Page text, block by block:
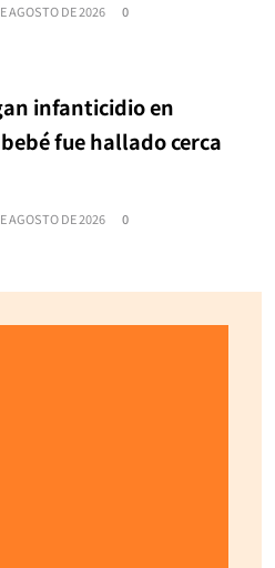
AGOSTO DE 2026 0
infanticidio en
fue hallado cerca
AGOSTO DE 2026 0